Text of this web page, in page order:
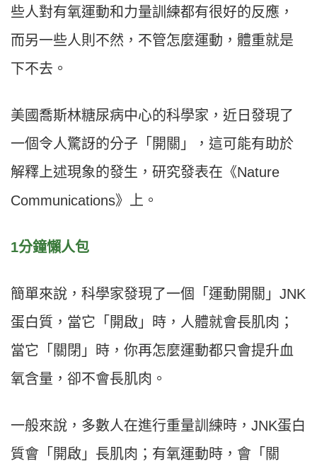
些人對有氧運動和力量訓練都有很好的反應，
而另一些人則不然，不管怎麼運動，體重就是
下不去。
美國喬斯林糖尿病中心的科學家，近日發現了
一個令人驚訝的分子「開關」，這可能有助於
解釋上述現象的發生，研究發表在《Nature
Communications》上。
1分鐘懶人包
簡單來說，科學家發現了一個「運動開關」JNK
蛋白質，當它「開啟」時，人體就會長肌肉；
當它「關閉」時，你再怎麼運動都只會提升血
氧含量，卻不會長肌肉。
一般來說，多數人在進行重量訓練時，JNK蛋白
質會「開啟」長肌肉；有氧運動時，會「關